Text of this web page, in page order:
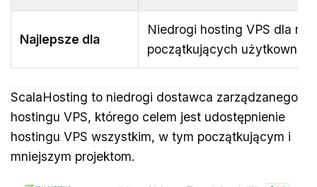
Najlepsze dla
Niedrogi hosting VPS dla
początkujących
ScalaHosting to niedrogi dostawca zarządzanego
hostingu VPS, którego celem jest udostępnienie
hostingu VPS wszystkim, w tym początkującym i
mniejszym projektom.